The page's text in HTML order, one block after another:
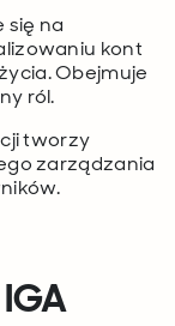
się na
kont
Obejmuje
ról.
tworzy
zarządzania